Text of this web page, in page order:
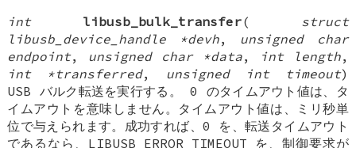
int
libusb_bulk_transfer( struct
libusb_device_handle *devh, unsigned char
endpoint, unsigned char *data, int length,
int *transferred, unsigned int timeout)
USB バルク転送を実行する。 0 のタイムアウト値は、タ
イムアウトを意味しません。タイムアウト値は、ミリ秒単
位で与えられます。成功すれば、0 を、転送タイムアウト
であるなら、LIBUSB_ERROR_TIMEOUT を、制御要求が